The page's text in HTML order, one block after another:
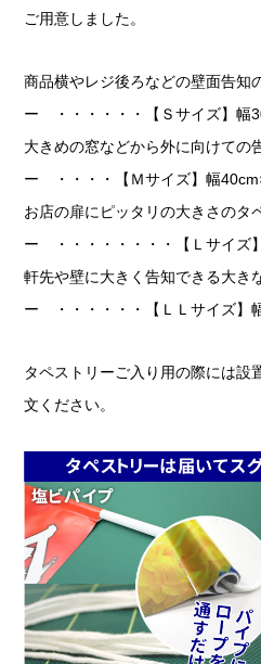
ご用意しました。
商品横やレジ後ろなどの壁面告知
ー ・・・・・・【Ｓサイズ】幅
大きめの窓などから外に向けての
ー ・・・・【Ｍサイズ】幅
お店の扉にピッタリの大きさのタ
ー ・・・・・・・・【Ｌサイズ
軒先や壁に大きく告知できる大き
ー ・・・・・・【ＬＬサイズ】
タペストリーご入り用の際には設
文ください。